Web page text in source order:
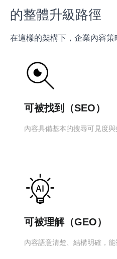
的整體升級路徑
在這樣的架構下，企業內容策
可被找到（SEO）
內容具備基本的搜尋可見度與
可被理解（GEO）
內容語意清楚、結構明確，能